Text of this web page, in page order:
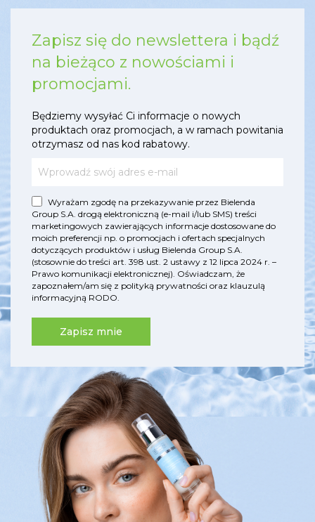
Zapisz się do newslettera i bądź
na bieżąco z nowościami i
promocjami.
Będziemy wysyłać Ci informacje o nowych
produktach oraz promocjach, a w ramach powitania
otrzymasz od nas kod rabatowy.
Wyrażam zgodę na przekazywanie przez Bielenda
Group S.A. drogą elektroniczną (e-mail i/lub SMS) treści
marketingowych zawierających informacje dostosowane do
moich preferencji np. o promocjach i ofertach specjalnych
dotyczących produktów i usług Bielenda Group S.A.
(stosownie do treści art. 398 ust. 2 ustawy z 12 lipca 2024 r. –
Prawo komunikacji elektronicznej). Oświadczam, że
zapoznałem/am się z polityką prywatności oraz klauzulą
informacyjną RODO.
Zapisz mnie